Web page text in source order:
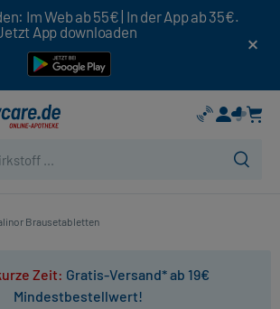
Im Web ab 55€ | In der App ab 35€.
App downloaden
Brausetabletten
Zeit: Gratis-Versand* ab 19€
Mindestbestellwert!